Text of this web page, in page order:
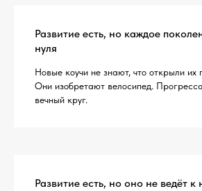
Развитие есть, но каждое
нуля
Новые коучи не знают, что открыли их
Они изобретают велосипед.
вечный круг.
Развитие есть, но оно не ведёт